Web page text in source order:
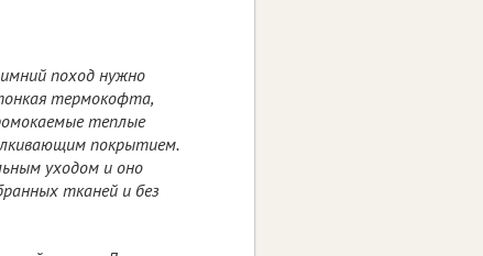
поход нужно
термокофта,
теплые
покрытием.
уходом и оно
тканей и без